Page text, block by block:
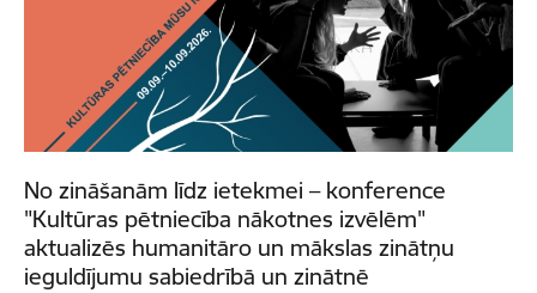
No zināšanām līdz ietekmei – konference
"Kultūras pētniecība nākotnes izvēlēm"
aktualizēs humanitāro un mākslas zinātņu
ieguldījumu sabiedrībā un zinātnē